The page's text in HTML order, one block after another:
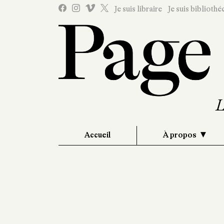
Je suis libraire Je suis
Accueil À propos